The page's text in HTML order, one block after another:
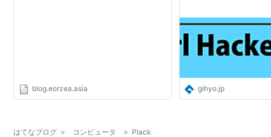
blog.eorzea.asia gihyo.jp
はてなブログ > コンピュータ > Plack